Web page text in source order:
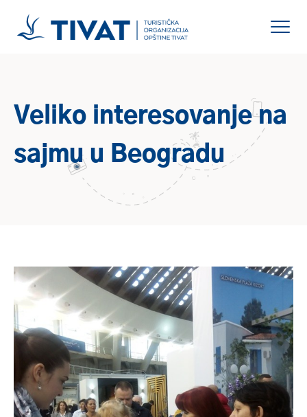
Veliko interesovanje na
sajmu u Beogradu